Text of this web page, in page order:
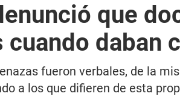
que
cuando daban
fueron verbales, de la
a los que difieren de esta